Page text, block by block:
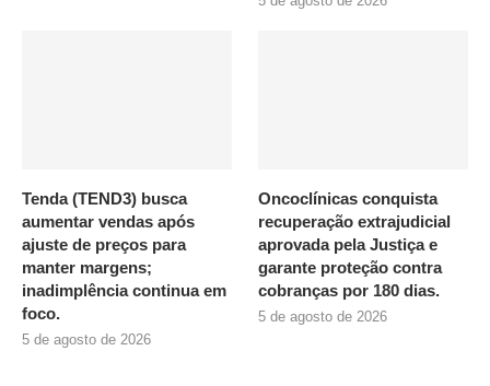
Tenda (TEND3) busca
aumentar vendas após
ajuste de preços para
manter margens;
inadimplência continua em
foco.
5 de agosto de 2026
Oncoclínicas conquista
recuperação extrajudicial
aprovada pela Justiça e
garante proteção contra
cobranças por 180 dias.
5 de agosto de 2026